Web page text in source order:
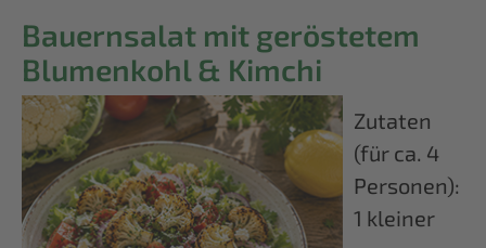
Bauernsalat mit geröstetem
Blumenkohl & Kimchi
Zutaten
(für ca. 4
Personen):
1 kleiner